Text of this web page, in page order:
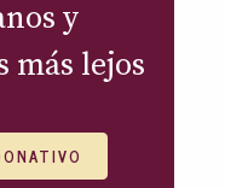
y
más lejos